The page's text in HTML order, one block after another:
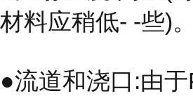
材料应稍低- -些)。
●流道和浇口:由